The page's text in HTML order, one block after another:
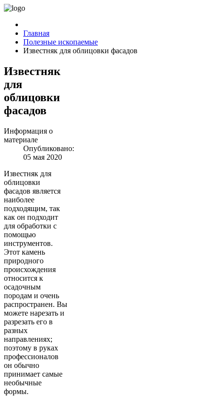
Главная
Полезные ископаемые
Известняк для облицовки фасадов
Известняк
для
облицовки
фасадов
Информация о
материале
Опубликовано:
05 мая 2020
Известняк для
облицовки
фасадов является
наиболее
подходящим, так
как он подходит
для обработки с
помощью
инструментов.
Этот камень
природного
происхождения
относится к
осадочным
породам и очень
распространен. Вы
можете нарезать и
разрезать его в
разных
направлениях;
поэтому в руках
профессионалов
он обычно
принимает самые
необычные
формы.